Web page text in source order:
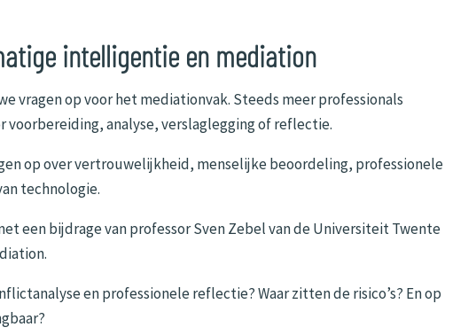
intelligentie en mediation
vragen op voor het mediationvak. Steeds meer professionals
analyse, verslaglegging of reflectie.
op over vertrouwelijkheid, menselijke beoordeling, professionele
technologie.
een bijdrage van professor Sven Zebel van de Universiteit Twente
en professionele reflectie? Waar zitten de risico’s? En op